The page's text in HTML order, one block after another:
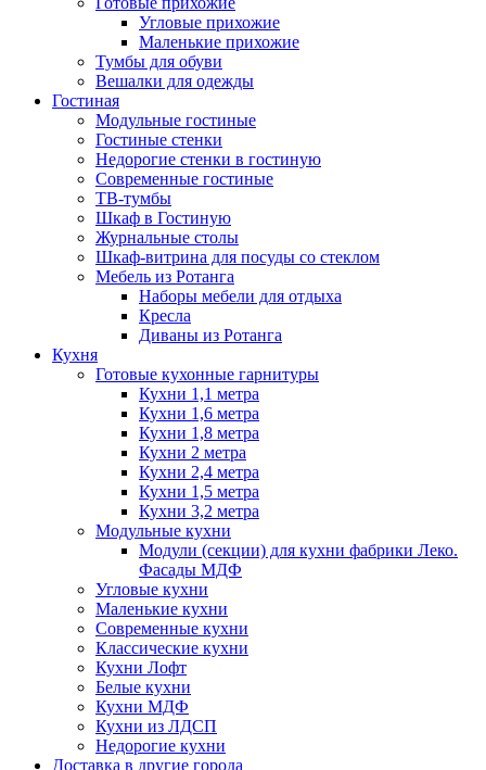
Угловые прихожие
Маленькие прихожие
Тумбы для обуви
Вешалки для одежды
Гостиная
Модульные гостиные
Гостиные стенки
Недорогие стенки в гостиную
Современные гостиные
ТВ-тумбы
Шкаф в Гостиную
Журнальные столы
Шкаф-витрина для посуды со стеклом
Мебель из Ротанга
Наборы мебели для отдыха
Кресла
Диваны из Ротанга
Кухня
Готовые кухонные гарнитуры
Кухни 1,1 метра
Кухни 1,6 метра
Кухни 1,8 метра
Кухни 2 метра
Кухни 2,4 метра
Кухни 1,5 метра
Кухни 3,2 метра
Модульные кухни
Модули (секции) для кухни фабрики Леко.
Фасады МДФ
Угловые кухни
Маленькие кухни
Современные кухни
Классические кухни
Кухни Лофт
Белые кухни
Кухни МДФ
Кухни из ЛДСП
Недорогие кухни
Доставка в другие города